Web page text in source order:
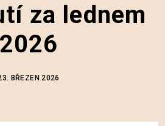
za lednem
2026
BŘEZEN 2026